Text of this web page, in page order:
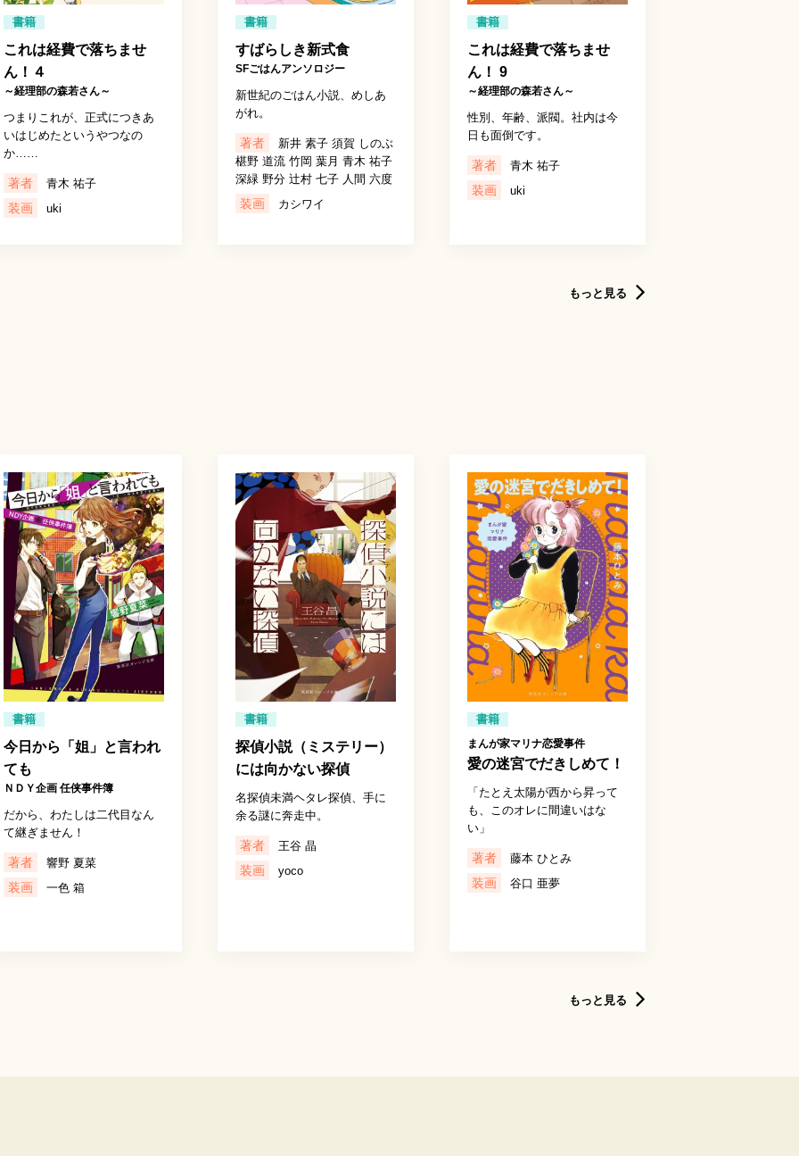
書籍
これは経費で落ちませ
ん！４
～経理部の森若さん～
つまりこれが、正式につきあ
いはじめたというやつなの
か……
著者 青木 祐子
装画 uki
書籍
すばらしき新式食
SFごはんアンソロジー
新世紀のごはん小説、めしあ
がれ。
著者
新井 素子 須賀 しのぶ
椹野 道流 竹岡 葉月 青木 祐子
深緑 野分 辻村 七子 人間 六度
装画 カシワイ
書籍
これは経費で落ちませ
ん！ 9
～経理部の森若さん～
性別、年齢、派閥。社内は今
日も面倒です。
著者 青木 祐子
装画 uki
もっと見る
書籍
今日から「姐」と言われ
ても
ＮＤＹ企画 任侠事件簿
だから、わたしは二代目なん
て継ぎません！
著者 響野 夏菜
装画 一色 箱
書籍
探偵小説（ミステリー）
には向かない探偵
名探偵未満ヘタレ探偵、手に
余る謎に奔走中。
著者 王谷 晶
装画 yoco
書籍
まんが家マリナ恋愛事件
愛の迷宮でだきしめて！
「たとえ太陽が西から昇って
も、このオレに間違いはな
い」
著者 藤本 ひとみ
装画 谷口 亜夢
もっと見る